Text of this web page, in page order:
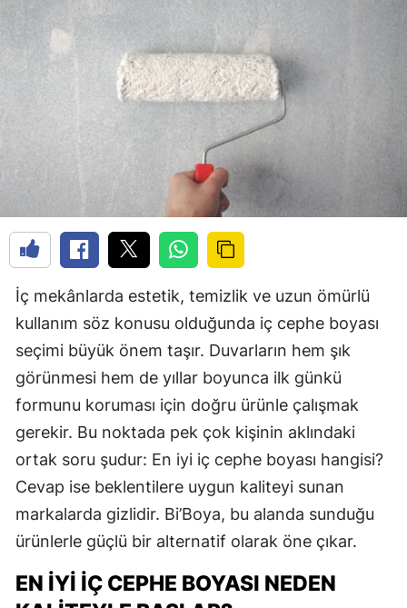
İç mekânlarda estetik, temizlik ve uzun ömürlü
kullanım söz konusu olduğunda iç cephe boyası
seçimi büyük önem taşır. Duvarların hem şık
görünmesi hem de yıllar boyunca ilk günkü
formunu koruması için doğru ürünle çalışmak
gerekir. Bu noktada pek çok kişinin aklındaki
ortak soru şudur: En iyi iç cephe boyası hangisi?
Cevap ise beklentilere uygun kaliteyi sunan
markalarda gizlidir. Bi’Boya, bu alanda sunduğu
ürünlerle güçlü bir alternatif olarak öne çıkar.
EN İYI İÇ CEPHE BOYASI NEDEN